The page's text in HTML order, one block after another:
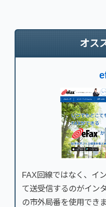
オス
FAX回線ではなく、イ
て送受信するのがイン
の市外局番を使用でき